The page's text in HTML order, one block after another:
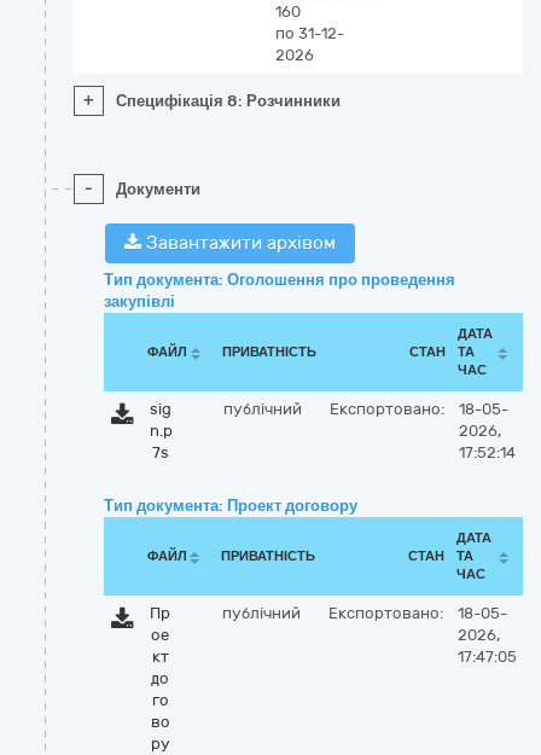
160
по 31-12-
2026
+ Специфікація 8: Розчинники
- Документи
Завантажити архівом
Тип документа: Оголошення про проведення
закупівлі
ФАЙЛ ПРИВАТНІСТЬ СТАН
ДАТА
ТА
ЧАС
sig
n.p
7s
публічний Експортовано:
18-05-
2026,
17:52:14
Тип документа: Проект договору
ФАЙЛ ПРИВАТНІСТЬ СТАН
ДАТА
ТА
ЧАС
Пр
ое
кт
до
го
во
ру
публічний Експортовано:
18-05-
2026,
17:47:05